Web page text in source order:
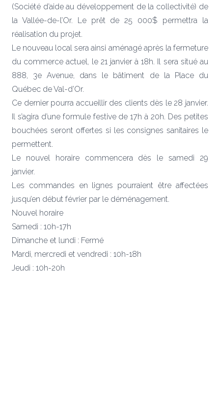
(Société d’aide au développement de la collectivité) de
la Vallée-de-l’Or. Le prêt de 25 000$ permettra la
réalisation du projet.
Le nouveau local sera ainsi aménagé après la fermeture
du commerce actuel, le 21 janvier à 18h. Il sera situé au
888, 3e Avenue, dans le bâtiment de la Place du
Québec de Val-d’Or.
Ce dernier pourra accueillir des clients dès le 28 janvier.
Il s’agira d’une formule festive de 17h à 20h. Des petites
bouchées seront offertes si les consignes sanitaires le
permettent.
Le nouvel horaire commencera dès le samedi 29
janvier.
Les commandes en lignes pourraient être affectées
jusqu’en début février par le déménagement.
Nouvel horaire
Samedi : 10h-17h
Dimanche et lundi : Fermé
Mardi, mercredi et vendredi : 10h-18h
Jeudi : 10h-20h